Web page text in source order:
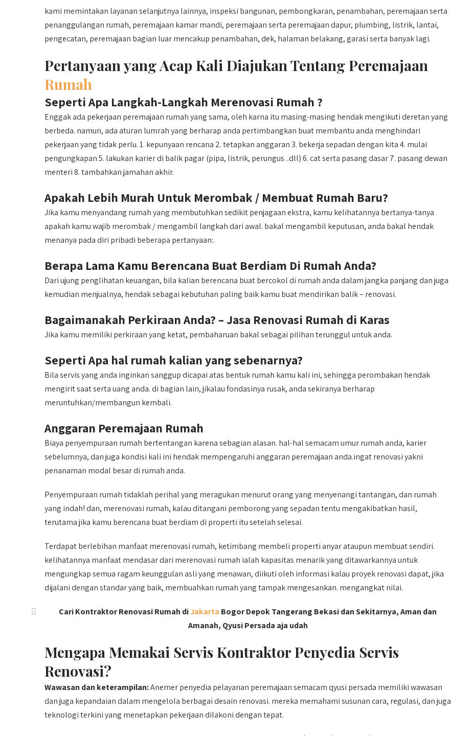
kami memintakan layanan selanjutnya lainnya, inspeksi bangunan, pembongkaran, penambahan, peremajaan serta
penanggulangan rumah, peremajaan kamar mandi, peremajaan serta peremajaan dapur, plumbing, listrik, lantai,
pengecatan, peremajaan bagian luar mencakup penambahan, dek, halaman belakang, garasi serta banyak lagi.
Pertanyaan yang Acap Kali Diajukan Tentang Peremajaan
Rumah
Seperti Apa Langkah-Langkah Merenovasi Rumah ?
Enggak ada pekerjaan peremajaan rumah yang sama, oleh karna itu masing-masing hendak mengikuti deretan yang
berbeda. namun, ada aturan lumrah yang berharap anda pertimbangkan buat membantu anda menghindari
pekerjaan yang tidak perlu. 1. kepunyaan rencana 2. tetapkan anggaran 3. bekerja sepadan dengan kita 4. mulai
pengungkapan 5. lakukan karier di balik pagar (pipa, listrik, perungus ..dll) 6. cat serta pasang dasar 7. pasang dewan
menteri 8. tambahkan jamahan akhir.
Apakah Lebih Murah Untuk Merombak / Membuat Rumah Baru?
Jika kamu menyandang rumah yang membutuhkan sedikit penjagaan ekstra, kamu kelihatannya bertanya-tanya
apakah kamu wajib merombak / mengambil langkah dari awal. bakal mengambil keputusan, anda bakal hendak
menanya pada diri pribadi beberapa pertanyaan:.
Berapa Lama Kamu Berencana Buat Berdiam Di Rumah Anda?
Dari ujung penglihatan keuangan, bila kalian berencana buat bercokol di rumah anda dalam jangka panjang dan juga
kemudian menjualnya, hendak sebagai kebutuhan paling baik kamu buat mendirikan balik – renovasi.
Bagaimanakah Perkiraan Anda? – Jasa Renovasi Rumah di Karas
Jika kamu memiliki perkiraan yang ketat, pembaharuan bakal sebagai pilihan terunggul untuk anda.
Seperti Apa hal rumah kalian yang sebenarnya?
Bila servis yang anda inginkan sanggup dicapai atas bentuk rumah kamu kali ini, sehingga perombakan hendak
mengirit saat serta uang anda. di bagian lain, jikalau fondasinya rusak, anda sekiranya berharap
meruntuhkan/membangun kembali.
Anggaran Peremajaan Rumah
Biaya penyempuraan rumah bertentangan karena sebagian alasan. hal-hal semacam umur rumah anda, karier
sebelumnya, dan juga kondisi kali ini hendak mempengaruhi anggaran peremajaan anda.ingat renovasi yakni
penanaman modal besar di rumah anda.
Penyempuraan rumah tidaklah perihal yang meragukan menurut orang yang menyenangi tantangan, dan rumah
yang indah! dan, merenovasi rumah, kalau ditangani pemborong yang sepadan tentu mengakibatkan hasil,
terutama jika kamu berencana buat berdiam di properti itu setelah selesai.
Terdapat berlebihan manfaat merenovasi rumah, ketimbang membeli properti anyar ataupun membuat sendiri.
kelihatannya manfaat mendasar dari merenovasi rumah ialah kapasitas menarik yang ditawarkannya untuk
mengungkap semua ragam keunggulan asli yang menawan, diikuti oleh informasi kalau proyek renovasi dapat, jika
dijalani dengan standar yang baik, membuahkan rumah yang tampak mengesankan. mengangkat nilai.
Cari Kontraktor Renovasi Rumah diJakarta Bogor Depok Tangerang Bekasi dan Sekitarnya, Aman dan
Amanah, Qyusi Persada aja udah
Mengapa Memakai Servis Kontraktor Penyedia Servis
Renovasi?
Wawasan dan keterampilan:Anemer penyedia pelayanan peremajaan semacam qyusi persada memiliki wawasan
dan juga kepandaian dalam mengelola berbagai desain renovasi. mereka memahami susunan cara, regulasi, dan juga
teknologi terkini yang menetapkan pekerjaan dilakoni dengan tepat.